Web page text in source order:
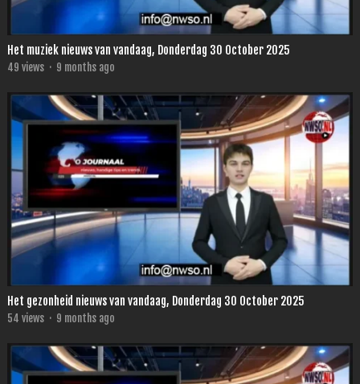
Het muziek nieuws van vandaag, Donderdag 30 October 2025
49 views · 9 months ago
Het gezonheid nieuws van vandaag, Donderdag 30 October 2025
54 views · 9 months ago